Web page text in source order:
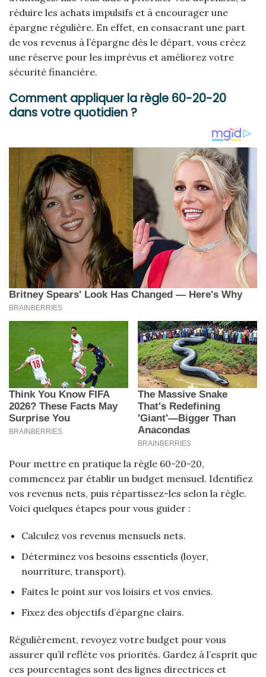
réduire les achats impulsifs et à encourager une
épargne régulière. En effet, en consacrant une part
de vos revenus à l’épargne dès le départ, vous créez
une réserve pour les imprévus et améliorez votre
sécurité financière.
Comment appliquer la règle 60-20-20
dans votre quotidien ?
Pour mettre en pratique la règle 60-20-20,
commencez par établir un budget mensuel. Identifiez
vos revenus nets, puis répartissez-les selon la règle.
Voici quelques étapes pour vous guider :
Calculez vos revenus mensuels nets.
Déterminez vos besoins essentiels (loyer,
nourriture, transport).
Faites le point sur vos loisirs et vos envies.
Fixez des objectifs d’épargne clairs.
Régulièrement, revoyez votre budget pour vous
assurer qu’il reflète vos priorités. Gardez à l’esprit que
ces pourcentages sont des lignes directrices et